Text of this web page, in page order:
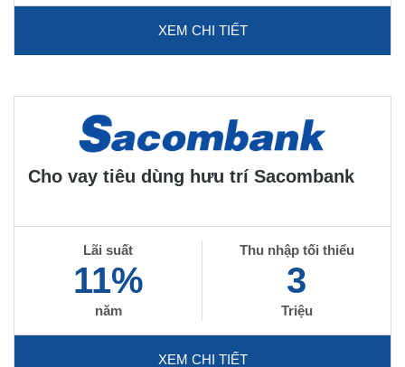
XEM CHI TIẾT
Cho vay tiêu dùng hưu trí Sacombank
Lãi suất
11%
năm
Thu nhập tối thiểu
3
Triệu
XEM CHI TIẾT